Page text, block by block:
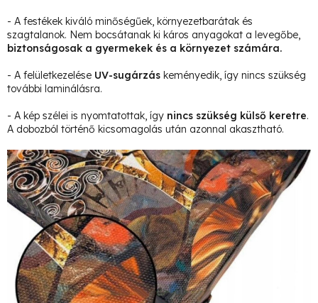
- A festékek kiváló minőségűek, környezetbarátak és
szagtalanok. Nem bocsátanak ki káros anyagokat a levegőbe,
biztonságosak a gyermekek és a környezet számára.
- A felületkezelése UV-sugárzás keményedik, így nincs szükség
további laminálásra.
- A kép szélei is nyomtatottak, így nincs szükség külső keretre.
A dobozból történő kicsomagolás után azonnal akasztható.